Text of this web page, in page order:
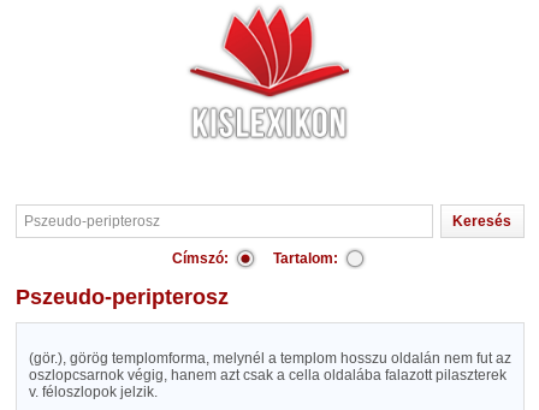
Címszó: Tartalom:
Pszeudo-peripterosz
(gör.), görög templomforma, melynél a templom hosszu oldalán nem fut az
oszlopcsarnok végig, hanem azt csak a cella oldalába falazott pilaszterek
v. féloszlopok jelzik.